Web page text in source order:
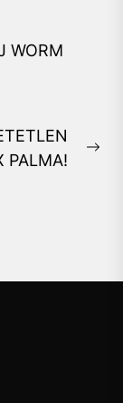
WORM
PALMA!